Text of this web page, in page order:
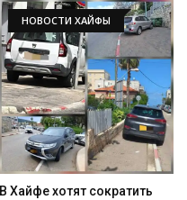
НОВОСТИ ХАЙФЫ
В Хайфе хотят сократить